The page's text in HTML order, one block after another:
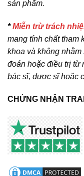
sản phẩm.
*Miễn trừ trách
mang tính chất tham
khoa và không
đoán hoặc điều trị từ
bác sĩ, dược sĩ hoặc
CHỨNG NHẬN